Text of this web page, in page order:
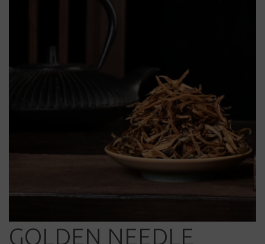
GOLDEN NEEDLE